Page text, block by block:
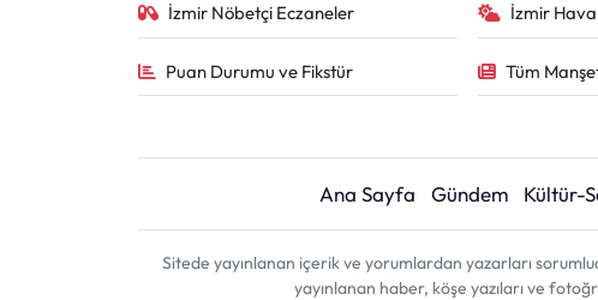
İzmir Nöbetçi Eczaneler İzmir
Puan Durumu ve Fikstür Tüm
Ana Sayfa Gündem Kültür-
Sitede yayınlanan içerik ve yorumlardan yazarları
yayınlanan haber, köşe yazıları ve